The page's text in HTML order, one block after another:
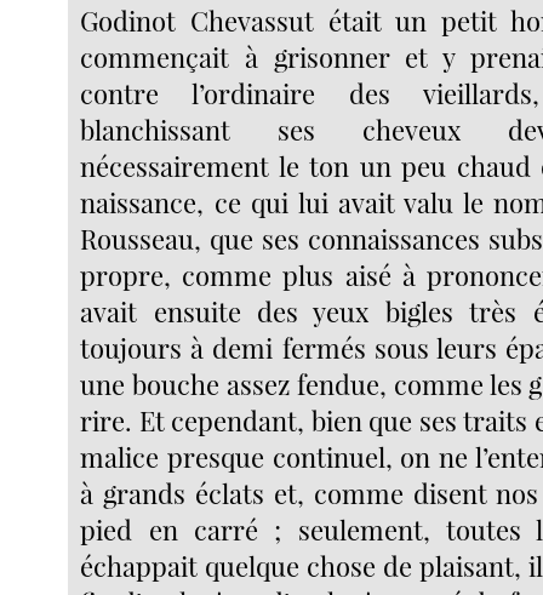
Godinot Chevassut était un petit
commençait à grisonner et y
contre l’ordinaire des
blanchissant ses cheveux
nécessairement le ton un peu chaud
naissance, ce qui lui avait valu le
Rousseau, que ses connaissances
propre, comme plus aisé à
avait ensuite des yeux bigles très
toujours à demi fermés sous leurs
une bouche assez fendue, comme les
rire. Et cependant, bien que ses traits
malice presque continuel, on ne
à grands éclats et, comme disent
pied en carré ; seulement, toutes
échappait quelque chose de plaisant,